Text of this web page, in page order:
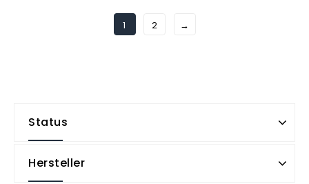
1 2 →
Status
Hersteller